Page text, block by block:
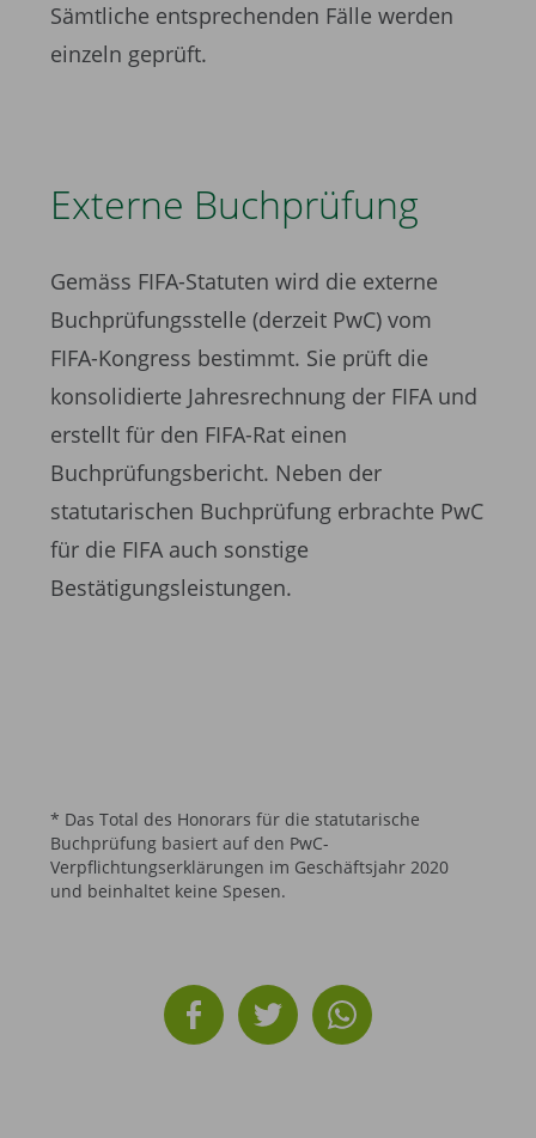
Sämtliche entsprechenden Fälle werden
einzeln geprüft.
Externe Buchprüfung
Gemäss FIFA-Statuten wird die externe
Buchprüfungsstelle (derzeit PwC) vom
FIFA-Kongress bestimmt. Sie prüft die
konsolidierte Jahresrechnung der FIFA und
erstellt für den FIFA-Rat einen
Buchprüfungsbericht. Neben der
statutarischen Buchprüfung erbrachte PwC
für die FIFA auch sonstige
Bestätigungsleistungen.
* Das Total des Honorars für die statutarische
Buchprüfung basiert auf den PwC-
Verpflichtungserklärungen im Geschäftsjahr 2020
und beinhaltet keine Spesen.